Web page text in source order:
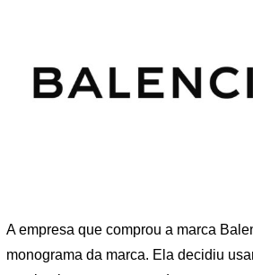
A empresa que comprou a marca
monograma da marca. Ela decidiu